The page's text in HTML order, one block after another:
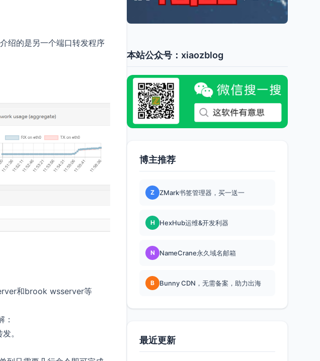
介绍的是另一个端口转发程序
和brook wsserver等
。
本站公众号：xiaozblog
博主推荐
Z ZMark书签管理器，买一送一
H HexHub运维&开发利器
N NameCrane永久域名邮箱
B Bunny CDN，无需备案，助力出海
最近更新